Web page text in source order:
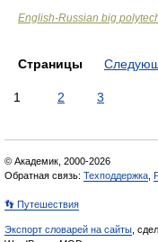
English-Russian big
Страницы
1 2 3
© Академик, 2000-2026
Обратная связь: Техподдержка
👣 Путешествия
Экспорт словарей на сайты ,